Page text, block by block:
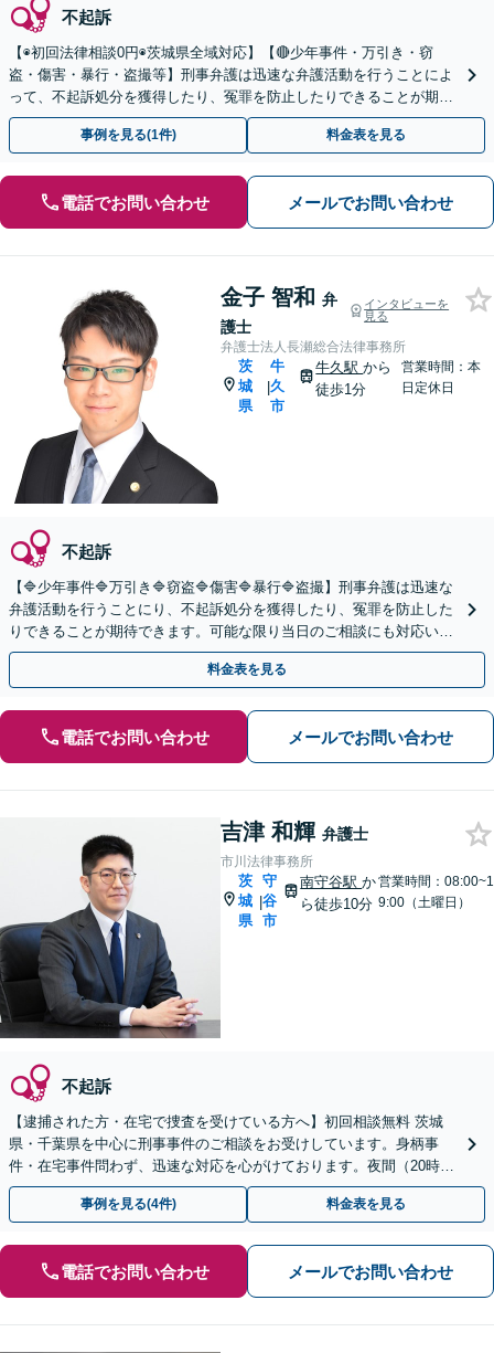
不起訴
【◉初回法律相談0円◉茨城県全域対応】【🔴少年事件・万引き・窃
盗・傷害・暴行・盗撮等】刑事弁護は迅速な弁護活動を行うことによ
って、不起訴処分を獲得したり、冤罪を防止したりできることが期待
できます。可能な限り当日のご相談にも対応いたします。
事例を見る(1件) 料金表を見る
電話でお問い合わせ メールでお問い合わせ
金子 智和 弁
護士
インタビューを
見る
弁護士法人長瀬総合法律事務所
茨
城
県
|
牛
久
市
牛久駅から
徒歩1分
営業時間：本
日定休日
不起訴
【🔷少年事件🔷万引き🔷窃盗🔷傷害🔷暴行🔷盗撮】刑事弁護は迅速な
弁護活動を行うことにり、不起訴処分を獲得したり、冤罪を防止した
りできることが期待できます。可能な限り当日のご相談にも対応いた
します。◤完全予約制・初回法律相談無料◢
料金表を見る
電話でお問い合わせ メールでお問い合わせ
吉津 和輝 弁護士
市川法律事務所
茨
城
県
|
守
谷
市
南守谷駅か
ら徒歩10分
営業時間：08:00~1
9:00（土曜日）
不起訴
【逮捕された方・在宅で捜査を受けている方へ】初回相談無料 茨城
県・千葉県を中心に刑事事件のご相談をお受けしています。身柄事
件・在宅事件問わず、迅速な対応を心がけております。夜間（20時ま
で）休日のご相談にも対応しています。
事例を見る(4件) 料金表を見る
電話でお問い合わせ メールでお問い合わせ